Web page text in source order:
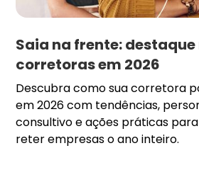
Saia na frente:
corretoras em 2026
Descubra como sua corretora
em 2026 com tendências,
consultivo e ações práticas
reter empresas o ano inteiro.